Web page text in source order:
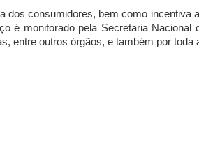
dos consumidores, bem como incentiva
é monitorado pela Secretaria Nacional
entre outros órgãos, e também por toda